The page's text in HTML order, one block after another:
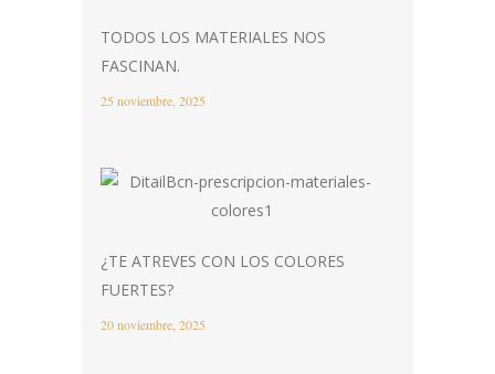
TODOS LOS MATERIALES NOS
FASCINAN.
25 noviembre, 2025
¿TE ATREVES CON LOS COLORES
FUERTES?
20 noviembre, 2025